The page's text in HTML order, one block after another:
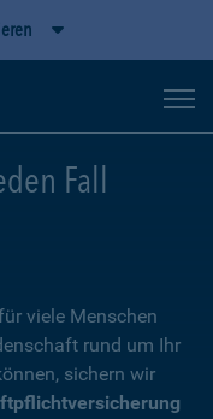
Fall
viele Menschen
rund um Ihr
sichern wir